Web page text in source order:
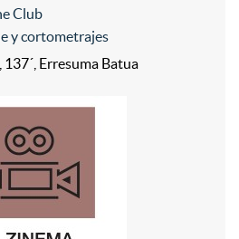
Club
y cortometrajes
137´, Erresuma Batua